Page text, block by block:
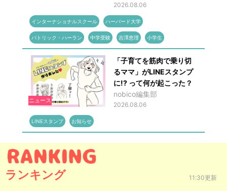
2026.08.06
インターナショナルスクール ハーバード大学
パトリック・ハーラン 中学受験 吉澤恵理 小学生
ニュース
「子育てを筋肉で乗り切
るママ」がLINEスタンプ
に!? って何が起こった？
nobico編集部
2026.08.06
LINEスタンプ お知らせ
ランキング 11:30更新